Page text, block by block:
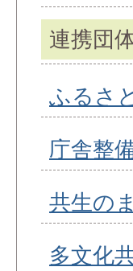
連携団
ふるさ
庁舎整
共生の
多文化